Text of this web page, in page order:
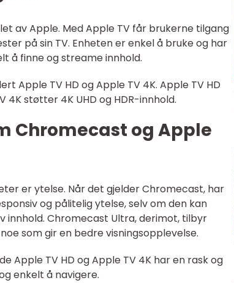
av Apple. Med Apple TV får brukerne tilgang
på sin TV. Enheten er enkel å bruke og har
å finne og streame innhold.
Apple TV HD og Apple TV 4K. Apple TV HD
støtter 4K UHD og HDR-innhold.
Chromecast og Apple
er ytelse. Når det gjelder Chromecast, har
og pålitelig ytelse, selv om den kan
innhold. Chromecast Ultra, derimot, tilbyr
som gir en bedre visningsopplevelse.
Apple TV HD og Apple TV 4K har en rask og
enkelt å navigere.